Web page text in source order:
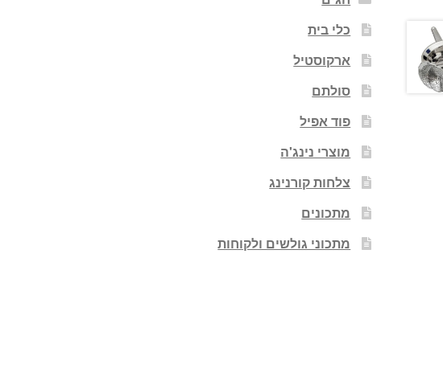
כלי בית
ארקוסטיל
סולתם
פוד אפיל
מוצרי נינג'ה
צלחות קורנינג
מתכונים
מתכוני גולשים ולקוחות